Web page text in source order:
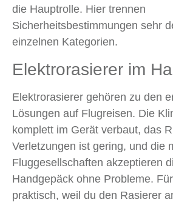
die Hauptrolle. Hier trennen
Sicherheitsbestimmungen sehr
einzelnen Kategorien.
Elektrorasierer im
Elektrorasierer gehören zu den
Lösungen auf Flugreisen. Die
komplett im Gerät verbaut, das
Verletzungen ist gering, und die
Fluggesellschaften akzeptieren
Handgepäck ohne Probleme.
praktisch, weil du den Rasierer